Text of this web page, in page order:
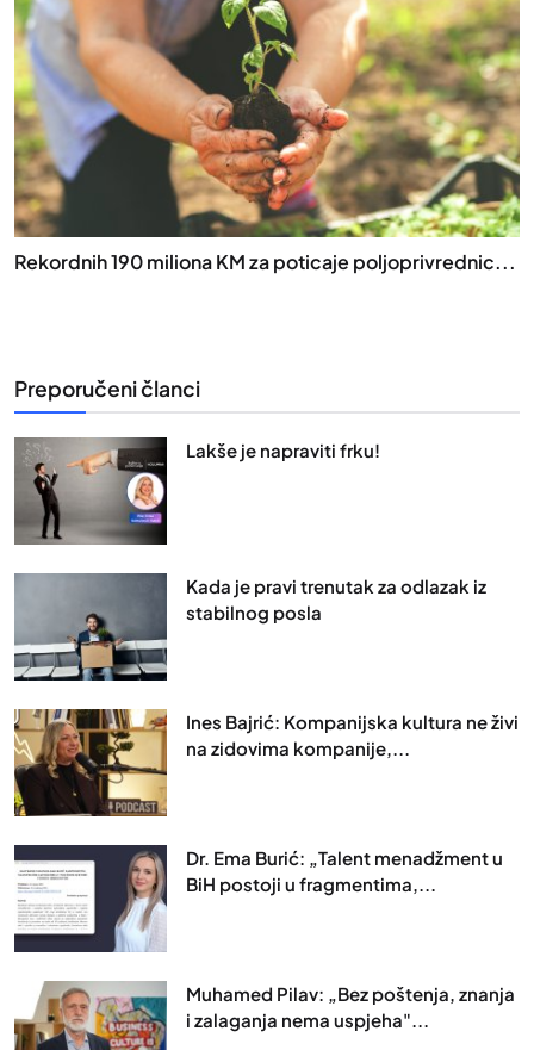
Rekordnih 190 miliona KM za poticaje poljoprivrednic...
Preporučeni članci
Lakše je napraviti frku!
Kada je pravi trenutak za odlazak iz
stabilnog posla
Ines Bajrić: Kompanijska kultura ne živi
na zidovima kompanije,...
Dr. Ema Burić: „Talent menadžment u
BiH postoji u fragmentima,...
Muhamed Pilav: „Bez poštenja, znanja
i zalaganja nema uspjeha"...